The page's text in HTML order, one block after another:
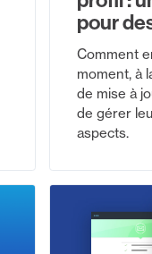
pour
Comment
moment, à
de mise à
de gérer
aspects.